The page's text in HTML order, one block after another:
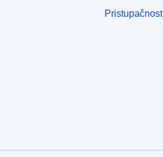
Pristupačnost